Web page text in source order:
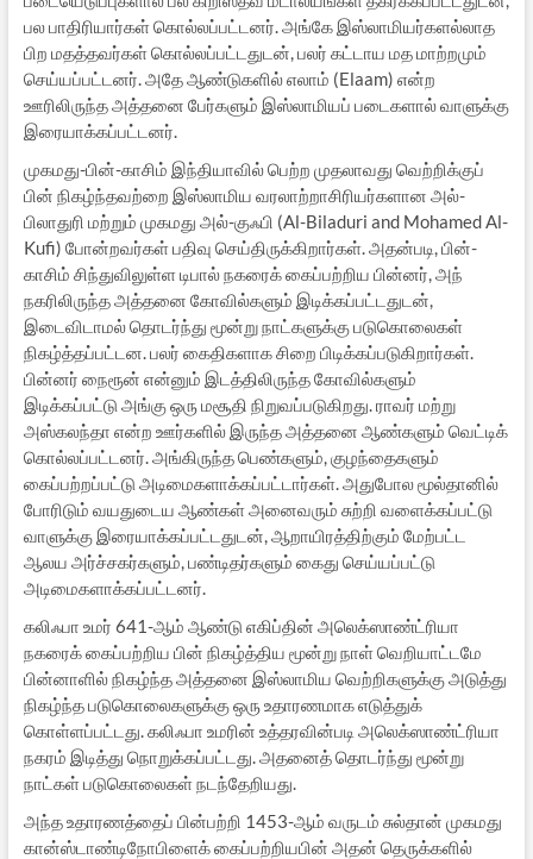
பல பாதிரியார்கள் கொல்லப்பட்டனர். அங்கே இஸ்லாமியர்களல்லாத
பிற மதத்தவர்கள் கொல்லப்பட்டதுடன், பலர் கட்டாய மத மாற்றமும்
செய்யப்பட்டனர். அதே ஆண்டுகளில் எலாம் (Elaam) என்ற
ஊரிலிருந்த அத்தனை பேர்களும் இஸ்லாமியப் படைகளால் வாளுக்கு
இரையாக்கப்பட்டனர்.
முகமது-பின்-காசிம் இந்தியாவில் பெற்ற முதலாவது வெற்றிக்குப்
பின் நிகழ்ந்தவற்றை இஸ்லாமிய வரலாற்றாசிரியர்களான அல்-
பிலாதுரி மற்றும் முகமது அல்-குஃபி (Al-Biladuri and Mohamed Al-
Kufi) போன்றவர்கள் பதிவு செய்திருக்கிறார்கள். அதன்படி, பின்-
காசிம் சிந்துவிலுள்ள டிபால் நகரைக் கைப்பற்றிய பின்னர், அந்
நகரிலிருந்த அத்தனை கோவில்களும் இடிக்கப்பட்டதுடன்,
இடைவிடாமல் தொடர்ந்து மூன்று நாட்களுக்கு படுகொலைகள்
நிகழ்த்தப்பட்டன. பலர் கைதிகளாக சிறை பிடிக்கப்படுகிறார்கள்.
பின்னர் நைரூன் என்னும் இடத்திலிருந்த கோவில்களும்
இடிக்கப்பட்டு அங்கு ஒரு மசூதி நிறுவப்படுகிறது. ராவர் மற்று
அஸ்கலந்தா என்ற ஊர்களில் இருந்த அத்தனை ஆண்களும் வெட்டிக்
கொல்லப்பட்டனர். அங்கிருந்த பெண்களும், குழந்தைகளும்
கைப்பற்றப்பட்டு அடிமைகளாக்கப்பட்டார்கள். அதுபோல மூல்தானில்
போரிடும் வயதுடைய ஆண்கள் அனைவரும் சுற்றி வளைக்கப்பட்டு
வாளுக்கு இரையாக்கப்பட்டதுடன், ஆறாயிரத்திற்கும் மேற்பட்ட
ஆலய அர்ச்சகர்களும், பண்டிதர்களும் கைது செய்யப்பட்டு
அடிமைகளாக்கப்பட்டனர்.
கலிஃபா உமர் 641-ஆம் ஆண்டு எகிப்தின் அலெக்ஸாண்ட்ரியா
நகரைக் கைப்பற்றிய பின் நிகழ்த்திய மூன்று நாள் வெறியாட்டமே
பின்னாளில் நிகழ்ந்த அத்தனை இஸ்லாமிய வெற்றிகளுக்கு அடுத்து
நிகழ்ந்த படுகொலைகளுக்கு ஒரு உதாரணமாக எடுத்துக்
கொள்ளப்பட்டது. கலிஃபா உமரின் உத்தரவின்படி அலெக்ஸாண்ட்ரியா
நகரம் இடித்து நொறுக்கப்பட்டது. அதனைத் தொடர்ந்து மூன்று
நாட்கள் படுகொலைகள் நடந்தேறியது.
அந்த உதாரணத்தைப் பின்பற்றி 1453-ஆம் வருடம் சுல்தான் முகமது
கான்ஸ்டாண்டிநோபிளைக் கைப்பற்றியபின் அதன் தெருக்களில்